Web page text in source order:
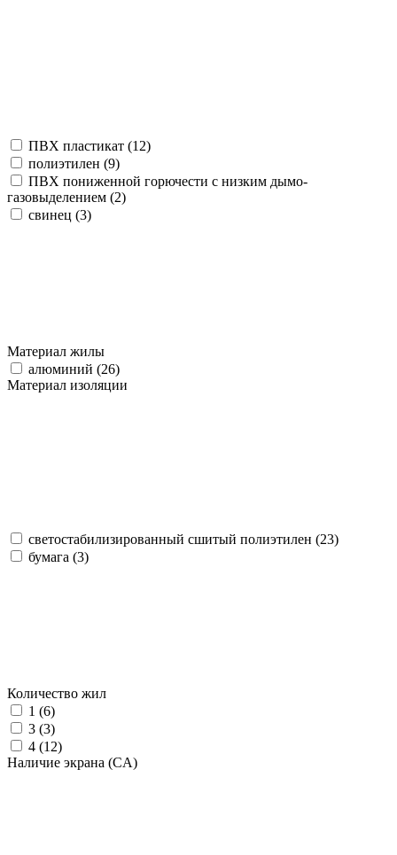
ПВХ пластикат (12)
полиэтилен (9)
ПВХ пониженной горючести с низким дымо-
газовыделением (2)
свинец (3)
Материал жилы
алюминий (26)
Материал изоляции
светостабилизированный сшитый полиэтилен (23)
бумага (3)
Количество жил
1 (6)
3 (3)
4 (12)
Наличие экрана (CA)